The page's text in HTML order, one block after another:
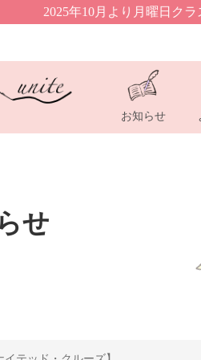
より月曜日クラススタート！体
お知らせ